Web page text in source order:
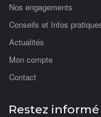
Nos engagements
Conseils et Infos
Actualités
Mon compte
Contact
Restez informé